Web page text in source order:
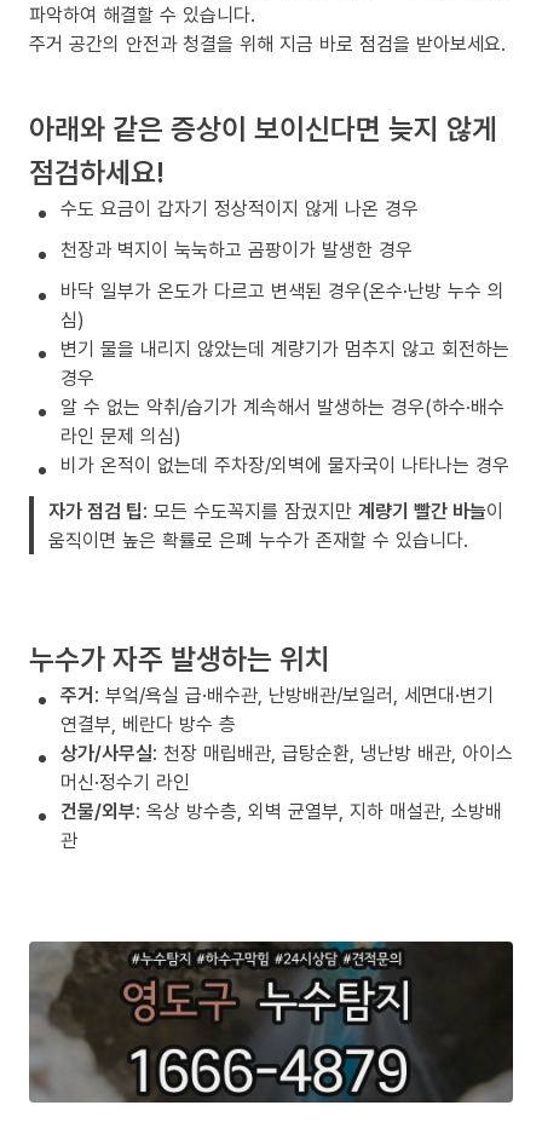
파악하여 해결할 수 있습니다.
주거 공간의 안전과 청결을 위해 지금 바로 점검을 받아보세요.
아래와 같은 증상이 보이신다면 늦지 않게
점검하세요!
수도 요금이 갑자기 정상적이지 않게 나온 경우
천장과 벽지이 눅눅하고 곰팡이가 발생한 경우
바닥 일부가 온도가 다르고 변색된 경우(온수·난방 누수 의
심)
변기 물을 내리지 않았는데 계량기가 멈추지 않고 회전하는
경우
알 수 없는 악취/습기가 계속해서 발생하는 경우(하수·배수
라인 문제 의심)
비가 온적이 없는데 주차장/외벽에 물자국이 나타나는 경우
자가 점검 팁: 모든 수도꼭지를 잠궜지만 계량기 빨간 바늘이
움직이면 높은 확률로 은폐 누수가 존재할 수 있습니다.
누수가 자주 발생하는 위치
주거: 부엌/욕실 급·배수관, 난방배관/보일러, 세면대·변기
연결부, 베란다 방수 층
상가/사무실: 천장 매립배관, 급탕순환, 냉난방 배관, 아이스
머신·정수기 라인
건물/외부: 옥상 방수층, 외벽 균열부, 지하 매설관, 소방배
관